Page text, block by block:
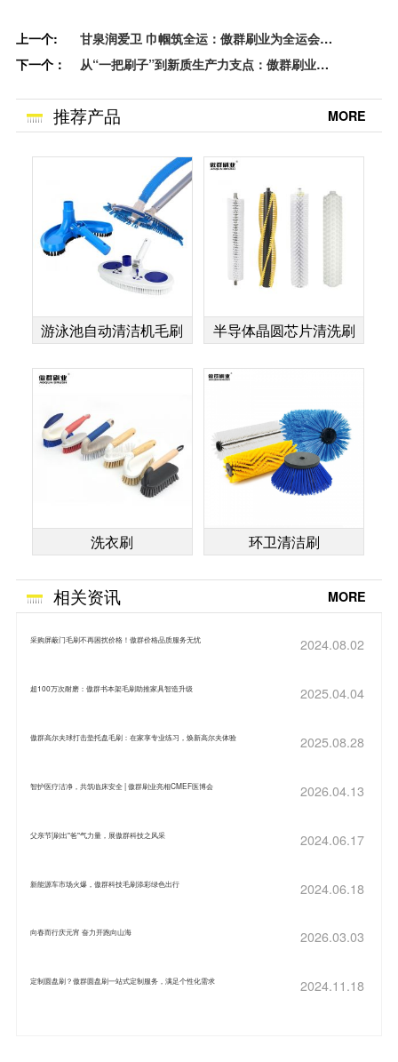
上一个:
甘泉润爱卫 巾帼筑全运：傲群刷业为全运会贡
献企业力量
下一个：
从“一把刷子”到新质生产力支点：傲群刷业以
推荐产品 MORE
游泳池自动清洁机毛刷 半导体晶圆芯片清洗刷
洗衣刷 环卫清洁刷
相关资讯 MORE
采购屏蔽门毛刷不再困扰价格！傲群价格品质服务无忧 2024.08.02
超100万次耐磨：傲群书本架毛刷助推家具智造升级 2025.04.04
傲群高尔夫球打击垫托盘毛刷：在家享专业练习，焕新高尔夫体验 2025.08.28
智护医疗洁净，共筑临床安全 | 傲群刷业亮相CMEF医博会 2026.04.13
父亲节|刷出"爸"气力量，展傲群科技之风采 2024.06.17
新能源车市场火爆，傲群科技毛刷添彩绿色出行 2024.06.18
向春而行庆元宵 奋力开跑向山海 2026.03.03
定制圆盘刷？傲群圆盘刷一站式定制服务，满足个性化需求 2024.11.18